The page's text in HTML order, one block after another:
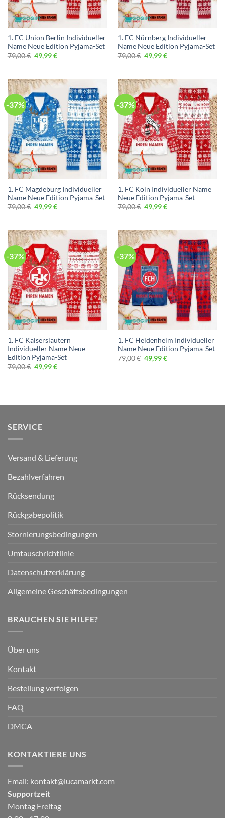
1. FC Union Berlin Individueller
Name Neue Edition Pyjama-Set
79,00€ Ursprünglicher
Preis
49,99€Aktueller
1. FC Nürnberg Individueller
Name Neue Edition Pyjama-Set
79,00€ Ursprünglicher
Preis
49,99€Aktueller
-37%
1. FC Magdeburg Individueller
Name Neue Edition Pyjama-Set
79,00€ Ursprünglicher
Preis
49,99€Aktueller
-37%
1. FC Köln Individueller Name
Neue Edition Pyjama-Set
79,00€ Ursprünglicher
Preis
49,99€Aktueller
-37%
1. FC Kaiserslautern
Individueller Name Neue
Edition Pyjama-Set
79,00€ Ursprünglicher
Preis
49,99€Aktueller
-37%
1. FC Heidenheim Individueller
Name Neue Edition Pyjama-Set
79,00€ Ursprünglicher
Preis
49,99€Aktueller
SERVICE
Versand & Lieferung
Bezahlverfahren
Rücksendung
Rückgabepolitik
Stornierungsbedingungen
Umtauschrichtlinie
Datenschutzerklärung
Allgemeine Geschäftsbedingungen
BRAUCHEN SIE HILFE?
Über uns
Kontakt
Bestellung verfolgen
FAQ
DMCA
KONTAKTIERE UNS
Email: kontakt@lucamarkt.com
Supportzeit
Montag Freitag